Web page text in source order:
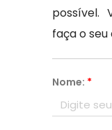
possível.
faça o
Nome: *